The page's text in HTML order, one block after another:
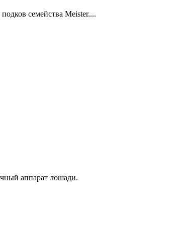
семейства Meister....
аппарат лошади.